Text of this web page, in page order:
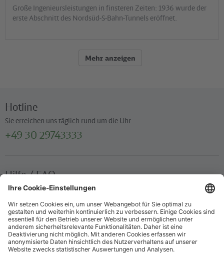
Große Ingenieursleistungen in finsteren Zeiten: 1936 wurde der
erste Abschnitt des Nordsüd-S-Bahn-Tunnels eröffnet.
Mehr anzeigen
Hotline
Sie erreichen uns täglich rund um die Uhr
+49 30 29743333
Hilfe / FAQ
Die wichtigsten Antworten und Hilfestellungen für unterwegs
Verkaufsstellen
Ticketverkauf und persönliche Beratung